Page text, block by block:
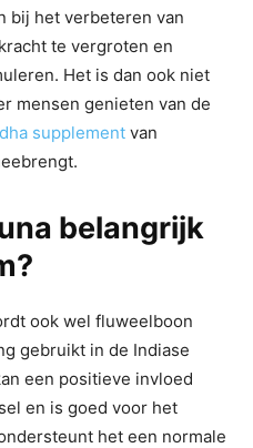
bij het verbeteren van
te vergroten en
Het is dan ook niet
mensen genieten van de
supplement van
belangrijk
ook wel fluweelboon
gebruikt in de Indiase
een positieve invloed
en is goed voor het
het een normale